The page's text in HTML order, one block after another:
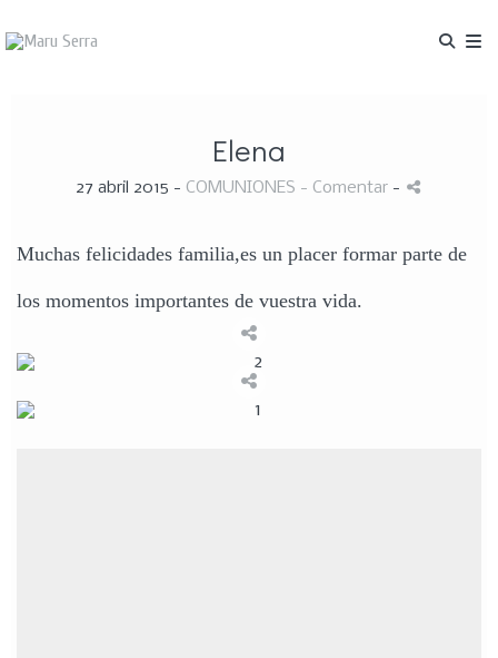
Elena
27 abril 2015 - COMUNIONES - Comentar -
Muchas felicidades familia,es un placer formar parte de
los momentos importantes de vuestra vida.